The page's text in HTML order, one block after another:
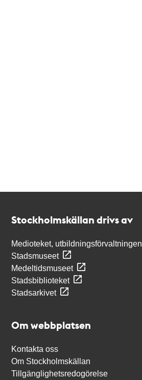
Stockholmskällan drivs av
Medioteket, utbildningsförvaltningen
Stadsmuseet
Medeltidsmuseet
Stadsbiblioteket
Stadsarkivet
Om webbplatsen
Kontakta oss
Om Stockholmskällan
Tillgänglighetsredogörelse